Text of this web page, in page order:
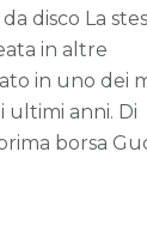
disco La
in altre
in uno dei
ultimi anni. Di
borsa